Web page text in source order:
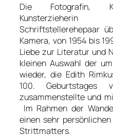
Die Fotografin,
Schriftstellerehepaar
Kamera, von 1954 bis
Liebe zur Literatur und
kleinen Auswahl der
wieder, die Edith
100. Geburtstages
zusammenstellte und
Im Rahmen der
einen sehr
Strittmatters.